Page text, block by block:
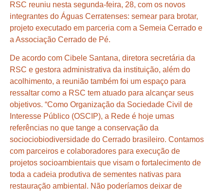
RSC reuniu nesta segunda-feira, 28, com os novos
integrantes do Águas Cerratenses: semear para brotar,
projeto executado em parceria com a Semeia Cerrado e
a Associação Cerrado de Pé.
De acordo com Cibele Santana, diretora secretária da
RSC e gestora administrativa da instituição, além do
acolhimento, a reunião também foi um espaço para
ressaltar como a RSC tem atuado para alcançar seus
objetivos. “Como Organização da Sociedade Civil de
Interesse Público (OSCIP), a Rede é hoje umas
referências no que tange a conservação da
sociociobiodiversidade do Cerrado brasileiro. Contamos
com parceiros e colaboradores para execução de
projetos socioambientais que visam o fortalecimento de
toda a cadeia produtiva de sementes nativas para
restauração ambiental. Não poderíamos deixar de